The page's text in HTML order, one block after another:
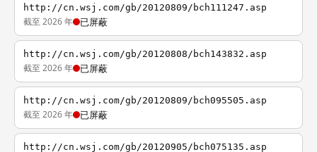
http://cn.wsj.com/gb/20120809/bch111247.asp
截至 2026 年 已屏蔽
http://cn.wsj.com/gb/20120808/bch143832.asp
截至 2026 年 已屏蔽
http://cn.wsj.com/gb/20120809/bch095505.asp
截至 2026 年 已屏蔽
http://cn.wsj.com/gb/20120905/bch075135.asp